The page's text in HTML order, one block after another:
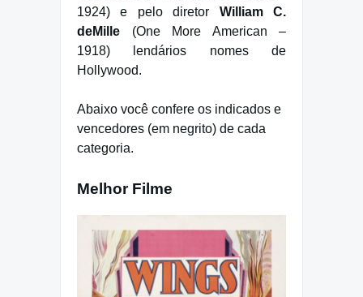
1924) e pelo diretor William C.
deMille (One More American –
1918) lendários nomes de
Hollywood.
Abaixo você confere os indicados e
vencedores (em negrito) de cada
categoria.
Melhor Filme